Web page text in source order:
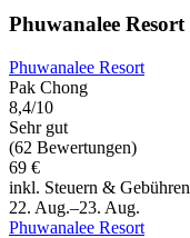
Phuwanalee Resort
Phuwanalee Resort
Pak Chong
8,4/10
Sehr gut
(62 Bewertungen)
69 €
inkl. Steuern & Gebühren
22. Aug.–23. Aug.
Phuwanalee Resort